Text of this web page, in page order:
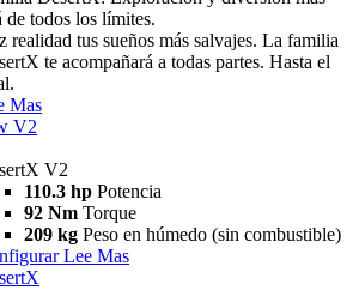
de todos los límites.
realidad tus sueños más salvajes. La familia
te acompañará a todas partes. Hasta el
Mas
V2
V2
110.3 hp Potencia
92 Nm Torque
209 kg Peso en húmedo (sin combustible)
Lee Mas